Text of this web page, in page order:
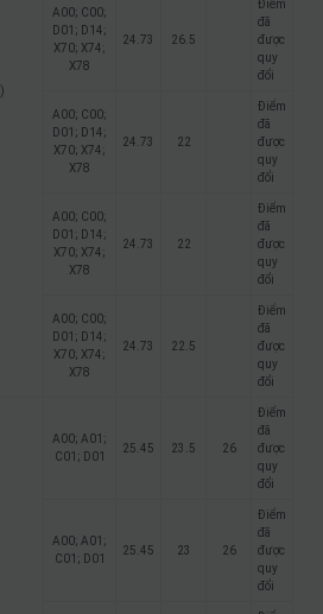
A00; C00;
D01; D14;
X70; X74;
X78
24.73 26.5
Điểm
đã
được
quy
đổi
A00; C00;
D01; D14;
X70; X74;
X78
24.73 22
Điểm
đã
được
quy
đổi
A00; C00;
D01; D14;
X70; X74;
X78
24.73 22
Điểm
đã
được
quy
đổi
A00; C00;
D01; D14;
X70; X74;
X78
24.73 22.5
Điểm
đã
được
quy
đổi
A00; A01;
C01; D01
25.45 23.5 26
Điểm
đã
được
quy
đổi
A00; A01;
C01; D01
25.45 23 26
Điểm
đã
được
quy
đổi